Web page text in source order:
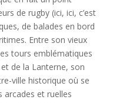
de rugby (ici, ici, c’est
de balades en bord
Entre son vieux
tours emblématiques
de la Lanterne, son
ville historique où se
arcades et ruelles